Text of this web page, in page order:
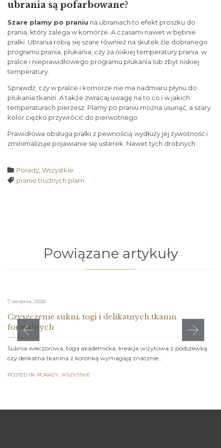
ubrania są pofarbowane?
Szare plamy po praniu na ubraniach to efekt proszku do
prania, który zalega w komorze. A czasami nawet w bębnie
pralki. Ubrania robią się szare również na skutek źle dobranego
programu prania, płukania, czy za niskiej temperatury prania. w
pralce i nieprawidłowego programu płukania lub zbyt niskiej
temperatury.
Sprawdź, czy w pralce i komorze nie ma nadmiaru płynu do
płukania tkanin. A także zwracaj uwagę na to co i w jakich
temperaturach pierzesz. Plamy po praniu można usunąć, a szary
kolor ciężko przywrócić do pierwotnego.
Prawidłowa obsługa pralki z pewnością wydłuży jej żywotność i
zminimalizuje pojawianie się usterek. Nawet tych drobnych.
 Category
Porady Wszystkie
 Tags
pranie trudnych plam
Powiązane artykuły
7 sierpnia, 2026
Czyszczenie sukni, togi i delikatnych tkanin
formalnych
Suknia wieczorowa, toga akademicka, kreacja wizytowa z podszewką
czy delikatna tkanina z koronką wymagają znacznie…
POSTED IN: PORADY, WSZYSTKIE